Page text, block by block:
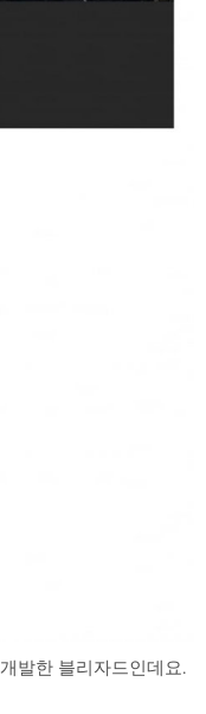
발한 블리자드인데요.